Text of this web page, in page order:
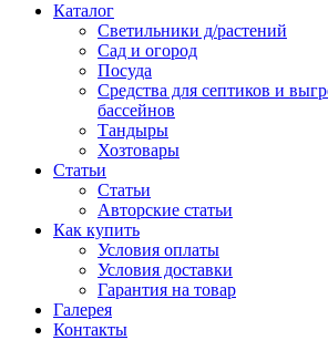
Каталог
Светильники д/растений
Сад и огород
Посуда
Средства для септиков и
бассейнов
Тандыры
Хозтовары
Статьи
Статьи
Авторские статьи
Как купить
Условия оплаты
Условия доставки
Гарантия на товар
Галерея
Контакты